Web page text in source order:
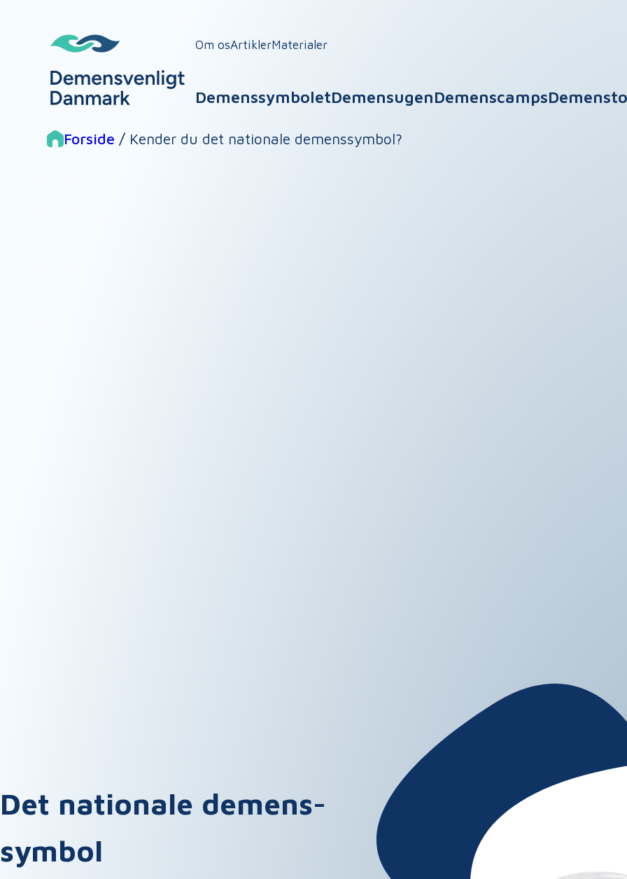
Om osArtiklerMaterialer
DemenssymboletDemensugenDemenscamps
Forside / Kender du det nationale demenssymbol?
Det nationale demens­
symbol